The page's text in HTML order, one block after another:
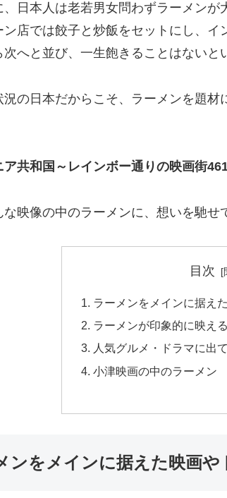
日本人は老若男女問わずラーメンが
ン店では餃子と炒飯をセットにし、
次へと並び、一生飽きることはないと
況の日本だからこそ、ラーメンを題
ア共和国～レインボー通りの映画街461
映像の中のラーメンに、想いを馳せ
目次
ラーメンをメインに据え
ラーメンが印象的に映え
人気グルメ・ドラマに出
小津映画の中のラーメン
ンをメインに据えた映画や